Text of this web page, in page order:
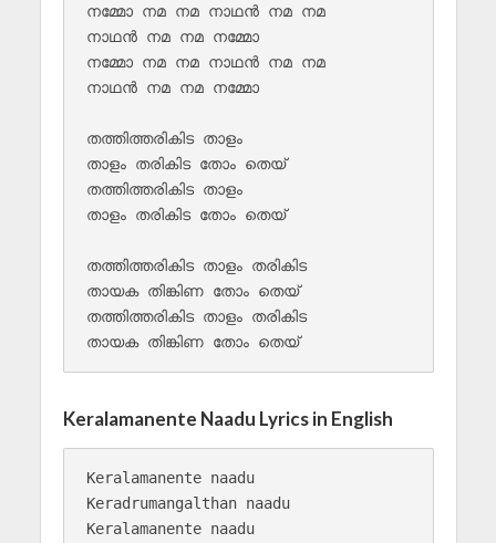
നമ്മോ നമ നമ നാഥൻ നമ നമ
നാഥൻ നമ നമ നമ്മോ
നമ്മോ നമ നമ നാഥൻ നമ നമ
നാഥൻ നമ നമ നമ്മോ
തത്തിത്തരികിട താളം
താളം തരികിട തോം തെയ്
തത്തിത്തരികിട താളം
താളം തരികിട തോം തെയ്
തത്തിത്തരികിട താളം തരികിട
തായക തിങ്കിണ തോം തെയ്
തത്തിത്തരികിട താളം തരികിട
തായക തിങ്കിണ തോം തെയ്
Keralamanente Naadu Lyrics in English
Keralamanente naadu
Keradrumangalthan naadu
Keralamanente naadu